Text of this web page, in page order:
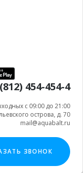
454-454-4
с 09:00 до 21:00
острова, д. 70
mail@aquabalt.ru
ЗВОНОК